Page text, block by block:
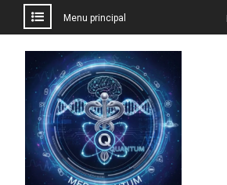
contenu
Menu principal